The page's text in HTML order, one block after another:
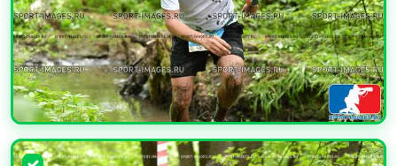
УВЕЛИЧИТЬ